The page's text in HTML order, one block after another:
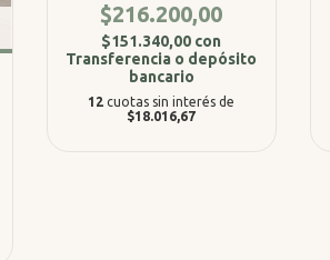
$216.200,00
$151.340,00 con
Transferencia o depósito
bancario
12 cuotas sin interés de
$18.016,67